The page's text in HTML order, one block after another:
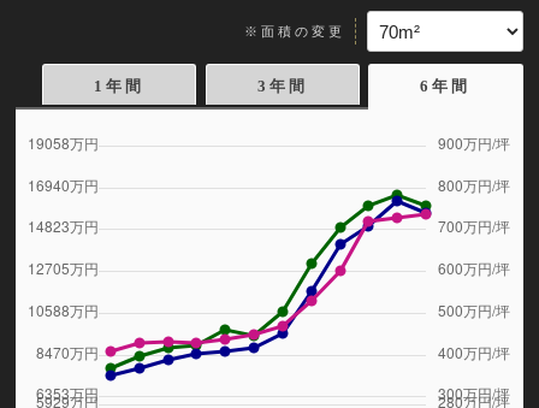
※面積の変更
1年間 3年間 6年間